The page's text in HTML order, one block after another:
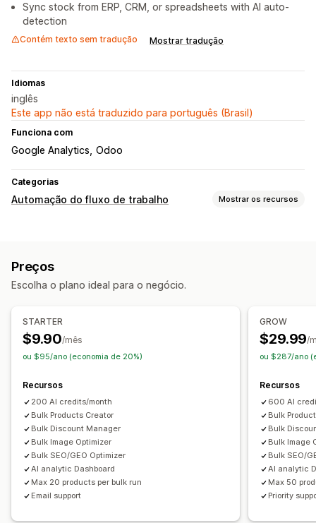
Sync stock from ERP, CRM, or spreadsheets with AI auto-
detection
Contém texto sem tradução Mostrar tradução
Idiomas
inglês
Este app não está traduzido para português (Brasil)
Funciona com
Google Analytics Odoo
Categorias
Automação do fluxo de trabalho Mostrar os recursos
Fluxos de trabalho personalizados
Preços
Escolha o plano ideal para o negócio.
STARTER
$9.90/mês
ou $95/ano (economia de 20%)
Recursos
200 AI credits/month
Bulk Products Creator
Bulk Discount Manager
Bulk Image Optimizer
Bulk SEO/GEO Optimizer
AI analytic Dashboard
Max 20 products per bulk run
Email support
GROW
$29.99/
ou $287/ano
Recursos
600 AI
Bulk
Bulk
Bulk Image
Bulk SEO/
AI analytic
Max 50
Priority